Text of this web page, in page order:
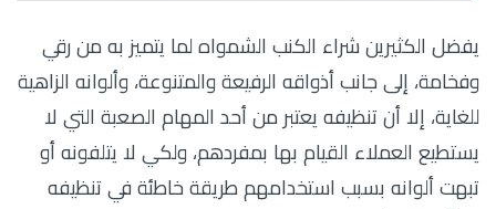
يفضل الكثيرين شراء الكنب الشمواه لما يتميز به من رقي
وفخامة، إلى جانب أذواقه الرفيعة والمتنوعة، وألوانه الزاهية
للغاية، إلا أن تنظيفه يعتبر من أحد المهام الصعبة التي لا
يستطيع العملاء القيام بها بمفردهم، ولكي لا يتلفونه أو
تبهت ألوانه بسبب استخدامهم طريقة خاطئة في تنظيفه